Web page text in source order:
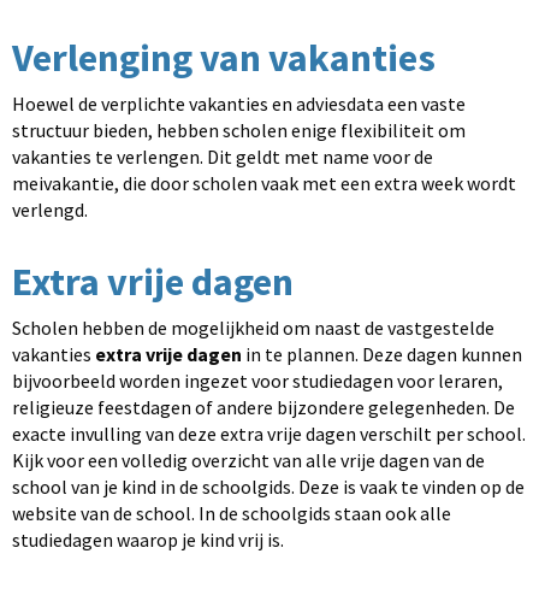
Verlenging van vakanties
Hoewel de verplichte vakanties en adviesdata een vaste
structuur bieden, hebben scholen enige flexibiliteit om
vakanties te verlengen. Dit geldt met name voor de
meivakantie, die door scholen vaak met een extra week wordt
verlengd.
Extra vrije dagen
Scholen hebben de mogelijkheid om naast de vastgestelde
vakanties extra vrije dagen in te plannen. Deze dagen kunnen
bijvoorbeeld worden ingezet voor studiedagen voor leraren,
religieuze feestdagen of andere bijzondere gelegenheden. De
exacte invulling van deze extra vrije dagen verschilt per school.
Kijk voor een volledig overzicht van alle vrije dagen van de
school van je kind in de schoolgids. Deze is vaak te vinden op de
website van de school. In de schoolgids staan ook alle
studiedagen waarop je kind vrij is.